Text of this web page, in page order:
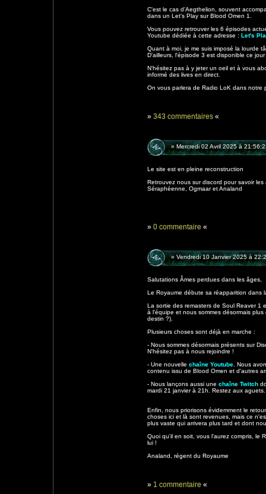
C'est le cas d'Aegthelion, souvent
dans un Let's Play sur Blood Omen 1.
Vous pouvez retrouver les 6 épisodes
Youtube dédiée à cette adresse : Let's
Quant à moi, je me suis imposé la lourde
D'ailleurs, l'épisode 3 est disponible ce
N'hésitez pas à y jeter un oeil et à vous
informé des lives en direct.
On vous parlera de Radio LoK dans notre
» 343 commentaires «
» Mercredi 02 Avril 2025 à
Le site est en pleine reconstruction
Retrouvez nous sur discord pour savoir
Séraphéenne, Ogmaar et Analand
» 0 commentaire «
» Vendredi 10 Janvier 2025 à
Salutations Âmes perdues dans les âges,
Le Royaume débute sa réapparition dans
La sortie des remasters de Soul Reaver 1
à l'équipe et nous sommes désormais
destin ?).
Plusieurs choses sont déjà en marche :
- Nous sommes désormais présents sur
N'hésitez pas à nous rejoindre !
- Une nouvelle chaîne Youtube . Nous
contenu issu de Blood Omen et d'autres
- Nous lançons aussi une chaîne Twitch
mardi 21 janvier à 21h. Restez aux aguets.
Enfin, nous priorisons évidemment le
choses ici et là sont revenues, mais ce
plus vaste qui arrivera plus tard et dont
Quoi qu'il en soit, vous l'aurez compris, le
lui !
Analand, régent du Royaume
» 1 commentaire «